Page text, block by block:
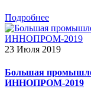
Подробнее
23 Июля 2019
Большая
ИННОПРОМ-2019